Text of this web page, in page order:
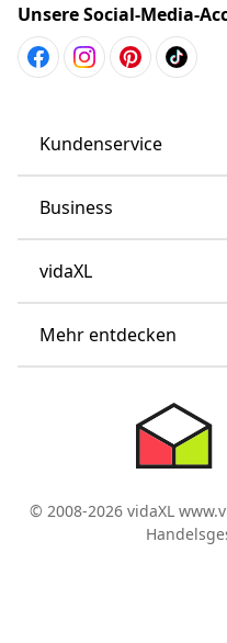
Unsere Social-Media-
Kundenservice
Business
vidaXL
Mehr entdecken
© 2008-2026 vidaXL